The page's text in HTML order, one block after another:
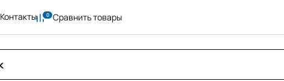
Контакты Сравнить товары